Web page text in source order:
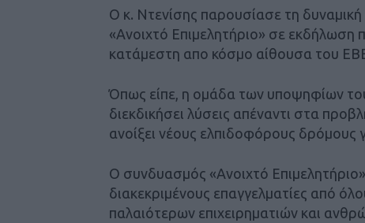
Ο κ. Ντενίσης παρουσίασε τη
«Ανοιχτό Επιμελητήριο» σε εκδήλωση
κατάμεστη απο κόσμο αίθουσα του
Όπως είπε, η ομάδα των υποψηφίων
διεκδικήσει λύσεις απέναντι στα
ανοίξει νέους ελπιδοφόρους δρόμους
Ο συνδυασμός «Ανοιχτό
διακεκριμένους επαγγελματίες από
παλαιότερων επιχειρηματιών και